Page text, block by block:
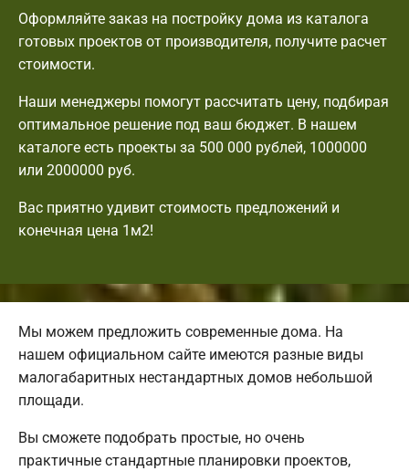
Оформляйте заказ на постройку дома из каталога
готовых проектов от производителя, получите расчет
стоимости.
Наши менеджеры помогут рассчитать цену, подбирая
оптимальное решение под ваш бюджет. В нашем
каталоге есть проекты за 500 000 рублей, 1000000
или 2000000 руб.
Вас приятно удивит стоимость предложений и
конечная цена 1м2!
Мы можем предложить современные дома. На
нашем официальном сайте имеются разные виды
малогабаритных нестандартных домов небольшой
площади.
Вы сможете подобрать простые, но очень
практичные стандартные планировки проектов,